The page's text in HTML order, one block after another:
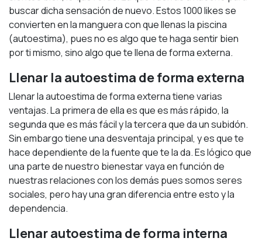
buscar dicha sensación de nuevo. Estos 1000 likes se
convierten en la manguera con que llenas la piscina
(autoestima), pues no es algo que te haga sentir bien
por ti mismo, sino algo que te llena de forma externa.
Llenar la autoestima de forma externa
Llenar la autoestima de forma externa tiene varias
ventajas. La primera de ella es que es más rápido, la
segunda que es más fácil y la tercera que da un subidón.
Sin embargo tiene una desventaja principal, y es que te
hace dependiente de la fuente que te la da. Es lógico que
una parte de nuestro bienestar vaya en función de
nuestras relaciones con los demás pues somos seres
sociales, pero hay una gran diferencia entre esto y la
dependencia.
Llenar autoestima de forma interna